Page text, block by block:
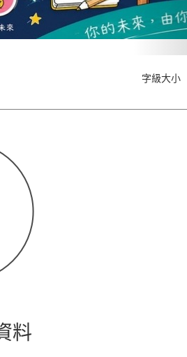
字級大小
料